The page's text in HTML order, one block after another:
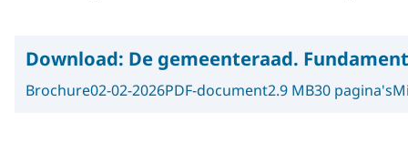
Download: De gemeenteraad.
Brochure02-02-2026PDF-document2.9 MB30 pagina's